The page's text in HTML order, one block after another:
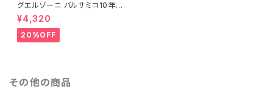
グエルゾーニ バルサミコ10年熟
成
¥4,320
20%OFF
その他の商品